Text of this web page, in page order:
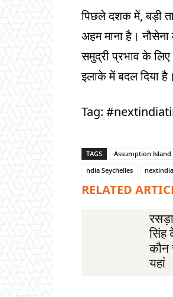
पिछले दशक में, बड़ी
अहम माना है।
समुद्री प्रभाव के
इलाके में बदल दिया है।
Tag:
TAGS Assumption Island
ndia Seychelles
RELATED
सिंह
कौन
यहां